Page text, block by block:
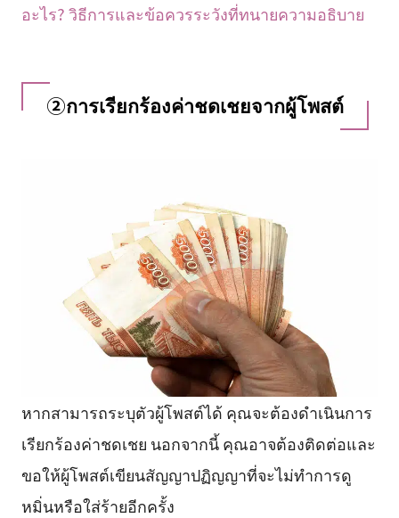
อะไร? วิธีการและข้อควรระวังที่ทนายความอธิบาย
②การเรียกร้องค่าชดเชยจากผู้โพสต์
หากสามารถระบุตัวผู้โพสต์ได้ คุณจะต้องดำเนินการ
เรียกร้องค่าชดเชย นอกจากนี้ คุณอาจต้องติดต่อและ
ขอให้ผู้โพสต์เขียนสัญญาปฏิญญาที่จะไม่ทำการดู
หมิ่นหรือใส่ร้ายอีกครั้ง